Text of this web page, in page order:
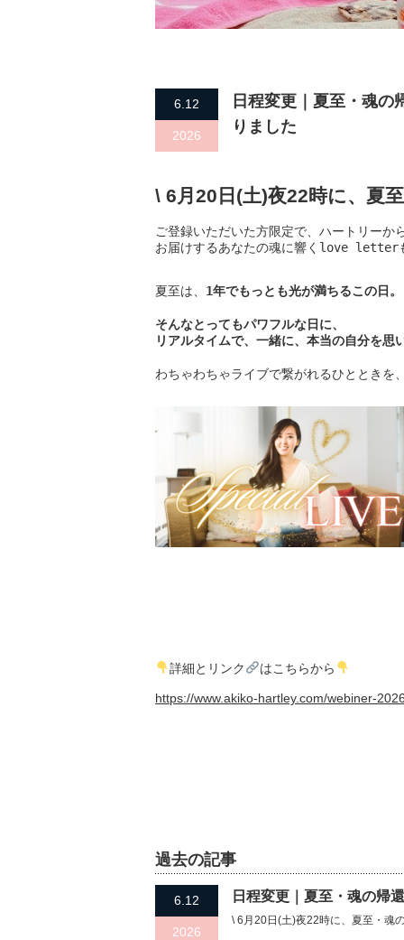
6.12
2026
日程変更｜夏至・魂の
りました
\ 6月20日(土)夜22時に、夏
ご登録いただいた方限定で、ハートリーか
お届けするあなたの魂に響くlove letter
夏至は、 1年でもっとも光が満ちるこの日。
そんなとってもパワフルな日に、
リアルタイムで、一緒に、本当の自分を思
わちゃわちゃライブで繋がれるひとときを
詳細とリンク はこちらから
https://www.akiko-hartley.com/webiner-
過去の記事
6.12
2026
日程変更｜夏至・魂の帰
\ 6月20日(土)夜22時に、夏至・魂